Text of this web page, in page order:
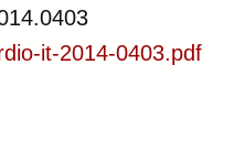
it-2014-0403.pdf
моделей